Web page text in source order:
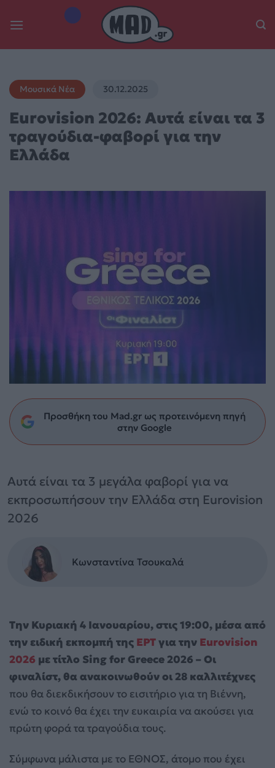
Μουσικά Νέα 30.12.2025
Eurovision 2026: Αυτά είναι τα 3
τραγούδια-φαβορί για την
Ελλάδα
Προσθήκη του Mad.gr ως προτεινόμενη πηγή
στην Google
Αυτά είναι τα 3 μεγάλα φαβορί για να
εκπροσωπήσουν την Ελλάδα στη Eurovision
2026
Κωνσταντίνα Τσουκαλά
Την Κυριακή 4 Ιανουαρίου, στις 19:00, μέσα από
την ειδική εκπομπή της ΕΡΤγια την Eurovision
2026 με τίτλο Sing for Greece 2026 – Οι
φιναλίστ, θα ανακοινωθούν οι 28 καλλιτέχνες
που θα διεκδικήσουν το εισιτήριο για τη Βιέννη,
ενώ το κοινό θα έχει την ευκαιρία να ακούσει για
πρώτη φορά τα τραγούδια τους.
Σύμφωνα μάλιστα με το ΕΘΝΟΣ, άτομο που έχει